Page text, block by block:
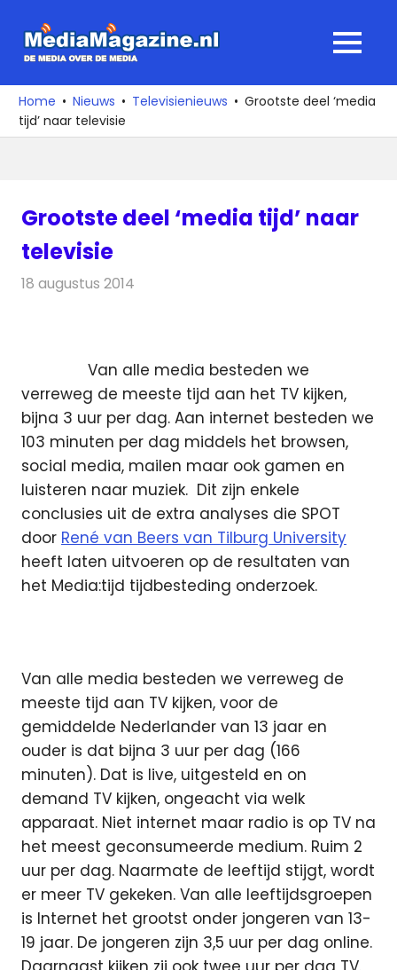
naar
media
over
de
MENU
Home Nieuws Televisienieuws
Grootste deel ‘media
tijd’ naar televisie
Grootste deel ‘media tijd’ naar
televisie
18 augustus 2014
Van alle media besteden we
verreweg de meeste tijd aan het TV kijken,
bijna 3 uur per dag. Aan internet besteden we
103 minuten per dag middels het browsen,
social media, mailen maar ook gamen en
luisteren naar muziek. Dit zijn enkele
conclusies uit de extra analyses die SPOT
door René van Beers van Tilburg University
heeft laten uitvoeren op de resultaten van
het Media:tijd tijdbesteding onderzoek.
Van alle media besteden we verreweg de
meeste tijd aan TV kijken, voor de
gemiddelde Nederlander van 13 jaar en
ouder is dat bijna 3 uur per dag (166
minuten). Dat is live, uitgesteld en on
demand TV kijken, ongeacht via welk
apparaat. Niet internet maar radio is op TV na
het meest geconsumeerde medium. Ruim 2
uur per dag. Naarmate de leeftijd stijgt, wordt
er meer TV gekeken. Van alle leeftijdsgroepen
is Internet het grootst onder jongeren van 13-
19 jaar. De jongeren zijn 3,5 uur per dag online.